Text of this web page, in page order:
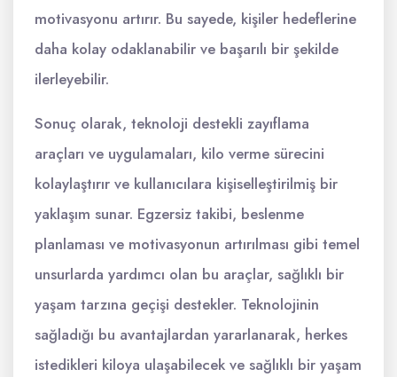
motivasyonu artırır. Bu sayede, kişiler hedeflerine
daha kolay odaklanabilir ve başarılı bir şekilde
ilerleyebilir.
Sonuç olarak, teknoloji destekli zayıflama
araçları ve uygulamaları, kilo verme sürecini
kolaylaştırır ve kullanıcılara kişiselleştirilmiş bir
yaklaşım sunar. Egzersiz takibi, beslenme
planlaması ve motivasyonun artırılması gibi temel
unsurlarda yardımcı olan bu araçlar, sağlıklı bir
yaşam tarzına geçişi destekler. Teknolojinin
sağladığı bu avantajlardan yararlanarak, herkes
istedikleri kiloya ulaşabilecek ve sağlıklı bir yaşam